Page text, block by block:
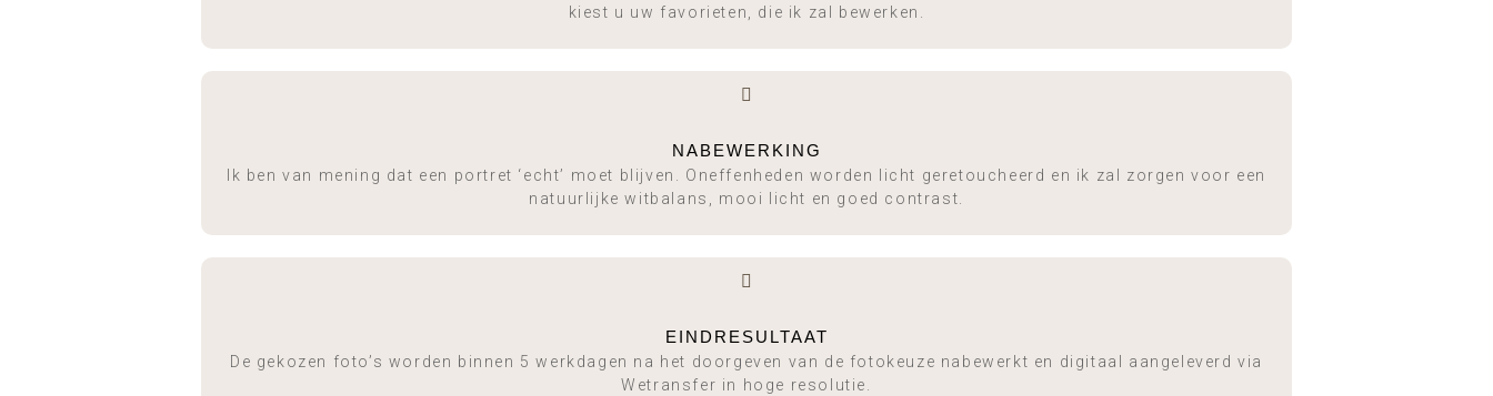
kiest u uw favorieten, die ik zal bewerken.
NABEWERKING
Ik ben van mening dat een portret ‘echt’ moet blijven. Oneffenheden worden licht geretoucheerd en ik zal zorgen voor een
natuurlijke witbalans, mooi licht en goed contrast.
EINDRESULTAAT
De gekozen foto’s worden binnen 5 werkdagen na het doorgeven van de fotokeuze nabewerkt en digitaal aangeleverd via
Wetransfer in hoge resolutie.